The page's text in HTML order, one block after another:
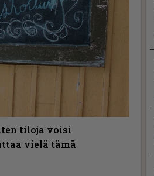
tiloja voisi
vielä tämä